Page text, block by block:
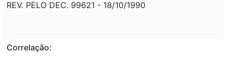
REV. PELO DEC. 99621 - 18/10/1990
Correlação: